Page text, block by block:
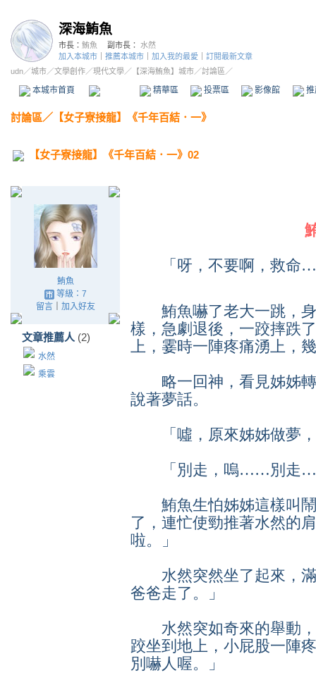
深海鮪魚
市長： 鮪魚 副市長：
水然
加入本城市
推薦本城市 加入我的最愛
訂閱最新文章
udn／城市／文學創作／現代文學／ 【深海鮪魚】城市／討論區／
本城市首頁 精華區 投票區 影像館
討論區／ 【女子寮接龍】《千年百結．一》
【女子寮接龍】《千年百結．一》02
鮪魚
等級：7
留言｜ 加入好友
文章推薦人 (2)
水然
乘雲
「呀，不要啊，救命
鮪魚嚇了老大一跳，身
樣，急劇退後，一跤摔跌
上，霎時一陣疼痛湧上，
略一回神，看見姊姊轉
說著夢話。
「噓，原來姊姊做夢
「別走，嗚……別走……
鮪魚生怕姊姊這樣叫鬧
了，連忙使勁推著水然的
啦。」
水然突然坐了起來，滿
爸爸走了。」
水然突如奇來的舉動，
跤坐到地上，小屁股一陣
別嚇人喔。」